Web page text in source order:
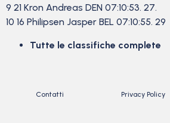
9 21 Kron Andreas DEN 07:10:53. 27.
10 16 Philipsen Jasper BEL 07:10:55. 29
Tutte le classifiche complete
Contatti Privacy Policy